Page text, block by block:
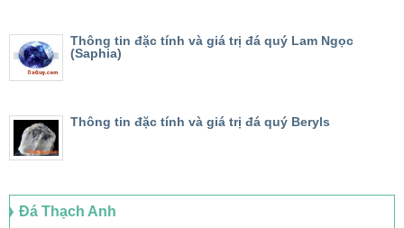
Thông tin đặc tính và giá trị đá quý Lam Ngọc
(Saphia)
Thông tin đặc tính và giá trị đá quý Beryls
Đá Thạch Anh